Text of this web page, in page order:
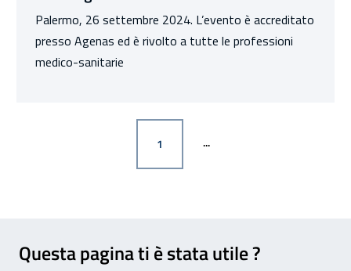
Palermo, 26 settembre 2024. L’evento è accreditato
presso Agenas ed è rivolto a tutte le professioni
medico-sanitarie
PAGINA
1
Questa pagina ti è stata utile ?